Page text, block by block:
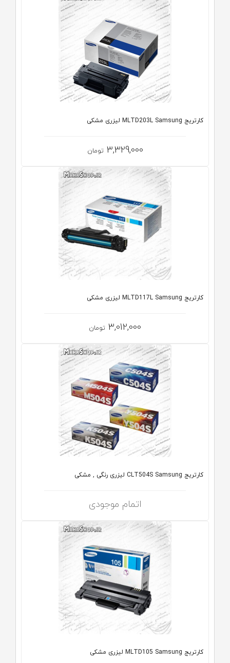
کارتریج MLTD203L Samsung لیزری مشکی
3,329,000 تومان
کارتریج MLTD117L Samsung لیزری مشکی
3,012,000 تومان
کارتریج CLT504S Samsung لیزری رنگی , مشکی
اتمام موجودی
کارتریج MLTD105 Samsung لیزری مشکی